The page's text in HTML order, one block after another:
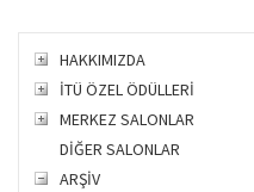
HAKKIMIZDA
İTÜ ÖZEL ÖDÜLLERİ
MERKEZ SALONLAR
DİĞER SALONLAR
ARŞİV